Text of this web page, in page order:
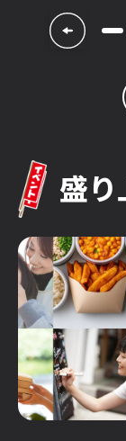
盛り